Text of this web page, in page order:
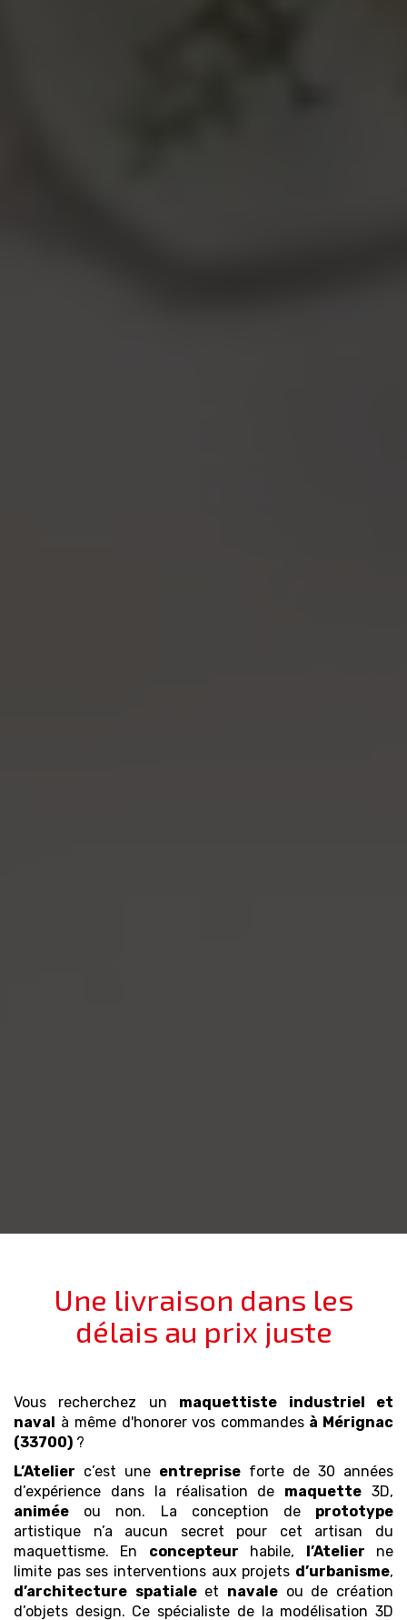
Une livraison dans les
délais au prix juste
Vous recherchez un maquettiste industriel et
naval
à même d'honorer vos commandes à Mérignac
(33700) ?
L’Atelier c’est une entreprise forte de 30 années
d’expérience dans la réalisation de maquette 3D,
animée ou non. La conception de prototype
artistique n’a aucun secret pour cet artisan du
maquettisme. En concepteur habile, l’Atelier ne
limite pas ses interventions aux projets d’urbanisme,
d’architecture spatialeet navale ou de création
d’objets design. Ce spécialiste de la modélisation 3D